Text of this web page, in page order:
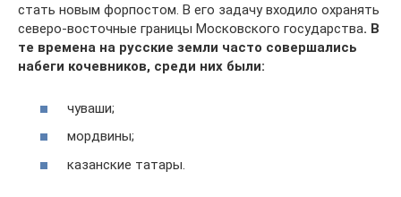
стать новым форпостом. В его задачу входило охранять
северо-восточные границы Московского государства. В
те времена на русские земли часто совершались
набеги кочевников, среди них были:
чуваши;
мордвины;
казанские татары.